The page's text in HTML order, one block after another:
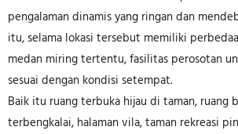
pengalaman dinamis yang ringan dan
itu, selama lokasi tersebut memiliki
medan miring tertentu, fasilitas perosotan
sesuai dengan kondisi setempat.
Baik itu ruang terbuka hijau di taman, ruang
terbengkalai, halaman vila, taman rekreasi